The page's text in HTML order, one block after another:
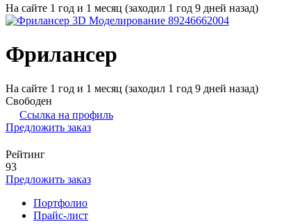
На сайте 1 год и 1 месяц (заходил 1 год 9 дней назад)
Фрилансер
На сайте 1 год и 1 месяц (заходил 1 год 9 дней назад)
Свободен
Ссылка на профиль
Предложить заказ
Рейтинг
93
Предложить заказ
Портфолио
Прайс-лист